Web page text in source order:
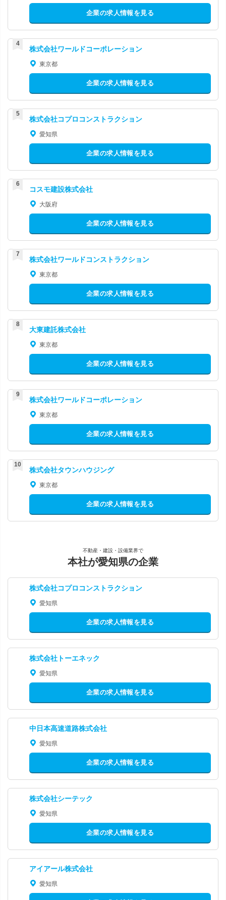
企業の求人情報を見る
株式会社ワールドコーポレーション
東京都
企業の求人情報を見る
株式会社コプロコンストラクション
愛知県
企業の求人情報を見る
コスモ建設株式会社
大阪府
企業の求人情報を見る
株式会社ワールドコンストラクション
東京都
企業の求人情報を見る
大東建託株式会社
東京都
企業の求人情報を見る
株式会社ワールドコーポレーション
東京都
企業の求人情報を見る
株式会社タウンハウジング
東京都
企業の求人情報を見る
不動産・建設・設備業界で
本社が愛知県の企業
株式会社コプロコンストラクション
愛知県
企業の求人情報を見る
株式会社トーエネック
愛知県
企業の求人情報を見る
中日本高速道路株式会社
愛知県
企業の求人情報を見る
株式会社シーテック
愛知県
企業の求人情報を見る
アイアール株式会社
愛知県